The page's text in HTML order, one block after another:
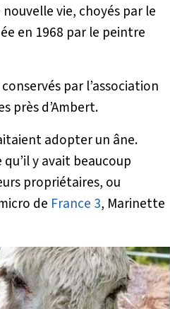
vie, choyés par le
en 1968 par le peintre
par l’association
près d’Ambert.
adopter un âne.
y avait beaucoup
propriétaires, ou
de France 3, Marinette